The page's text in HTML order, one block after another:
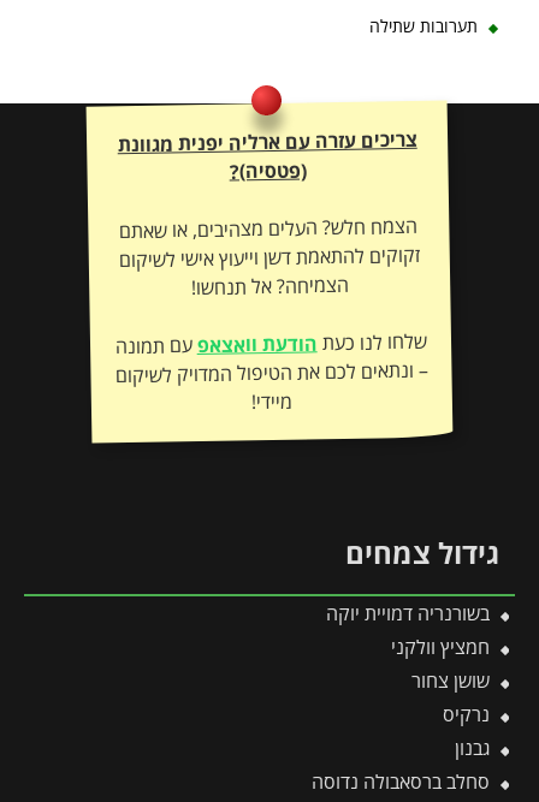
תערובות שתילה
צריכים עזרה עם ארליה יפנית מגוונת
(פטסיה)?
הצמח חלש? העלים מצהיבים, או שאתם
זקוקים להתאמת דשן וייעוץ אישי לשיקום
הצמיחה? אל תנחשו!
שלחו לנו כעתהודעת וואצאפעם תמונה
– ונתאים לכם את הטיפול המדויק לשיקום
מיידי!
גידול צמחים
בשורנריה דמויית יוקה
חמציץ וולקני
שושן צחור
נרקיס
גבנון
סחלב ברסאבולה נדוסה